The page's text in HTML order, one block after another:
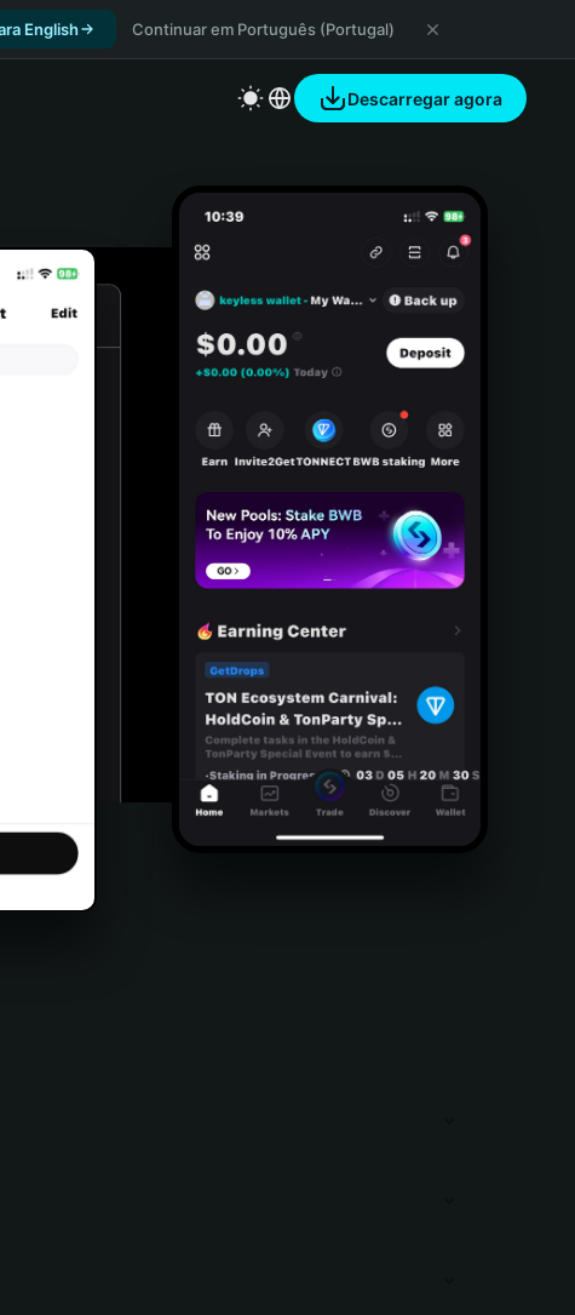
English Continuar em Português (Portugal)
Descarregar agora